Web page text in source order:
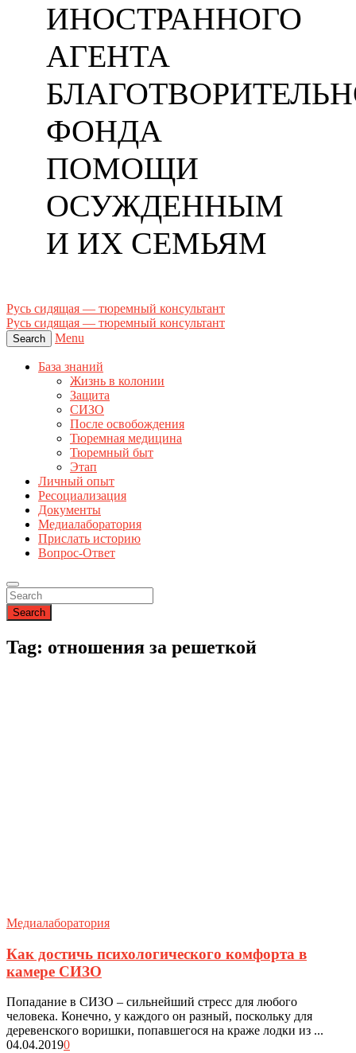
ИНОСТРАННОГО
АГЕНТА
ФОНДА
ПОМОЩИ
ОСУЖДЕННЫМ
И ИХ СЕМЬЯМ
Русь сидящая — тюремный консультант
Русь сидящая — тюремный консультант
Search Menu
База знаний
Жизнь в колонии
Защита
СИЗО
После освобождения
Тюремная медицина
Тюремный быт
Этап
Личный опыт
Ресоциализация
Документы
Медиалаборатория
Прислать историю
Вопрос-Ответ
Search
Tag: отношения за решеткой
Медиалаборатория
Как достичь психологического комфорта в
камере СИЗО
Попадание в СИЗО – сильнейший стресс для любого
человека. Конечно, у каждого он разный, поскольку для
деревенского воришки, попавшегося на краже лодки из ...
04.04.20190